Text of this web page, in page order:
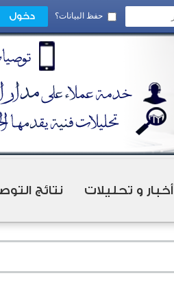
حفظ البيانات؟
أخبار و تحليلات نتائج